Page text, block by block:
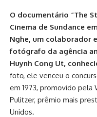
O documentário “The
Cinema de Sundance
Nghe, um colaborador
fotógrafo da agência
Huynh Cong Ut,
foto, ele venceu o
em 1973, promovido pela
Pulitzer, prêmio mais
Unidos.